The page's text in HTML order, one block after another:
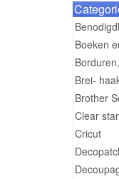
Boeken
Brei-
Brother
Clear
Cricut